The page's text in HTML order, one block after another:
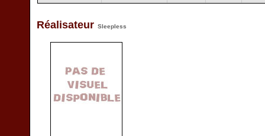
Réalisateur Sleepless